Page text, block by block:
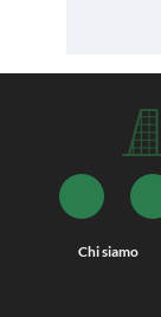
Chi siamo